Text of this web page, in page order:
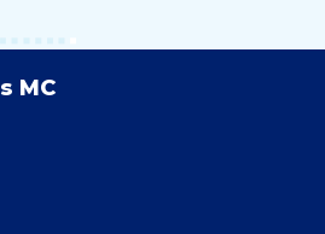
MC